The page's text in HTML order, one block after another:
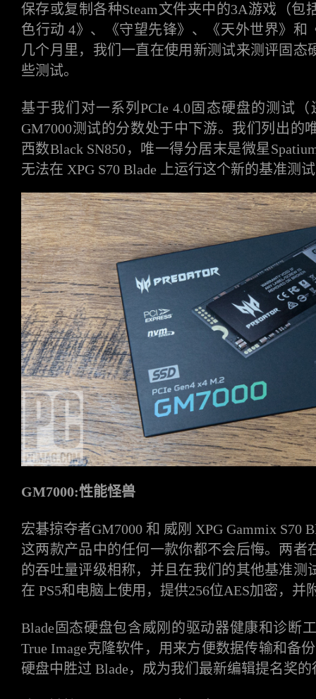
保存或复制各种Steam文件夹中的3A游戏（包
色行动 4》、《守望先锋》、《天外世界》和
几个月里，我们一直在使用新测试来测评固态
些测试。
基于我们对一系列PCIe 4.0固态硬盘的测试
GM7000测试的分数处于中下游。我们列出的
西数Black SN850，唯一得分居末是微星
无法在 XPG S70 Blade 上运行这个新的基准测
GM7000:性能怪兽
宏碁掠夺者GM7000 和 威刚 XPG Gammix S70
这两款产品中的任何一款你都不会后悔。两者
的吞吐量评级相称，并且在我们的其他基准测
在 PS5和电脑上使用，提供256位AES加密，并
Blade固态硬盘包含威刚的驱动器健康和诊断
True Image克隆软件，用来方便数据传输和备
硬盘中胜过 Blade，成为我们最新编辑提名奖的